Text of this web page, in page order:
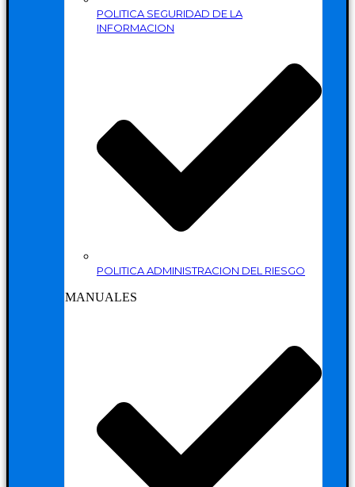
POLITICA SEGURIDAD DE LA
INFORMACION
POLITICA ADMINISTRACION DEL RIESGO
MANUALES